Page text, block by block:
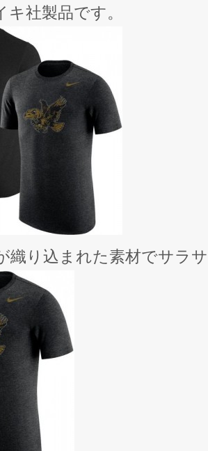
キ社製品です。
織り込まれた素材でサラ